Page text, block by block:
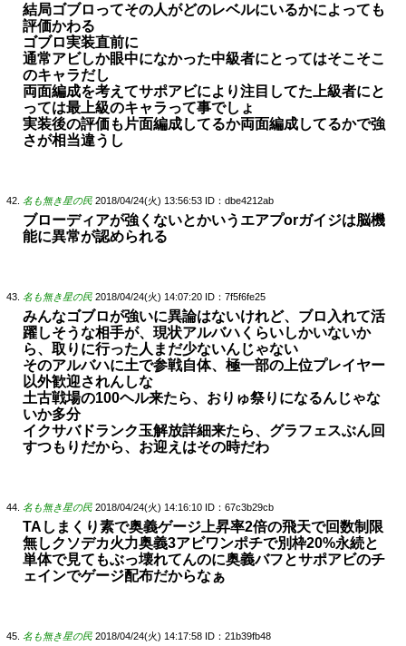
結局ゴブロってその人がどのレベルにいるかによっても
評価かわる
ゴブロ実装直前に
通常アビしか眼中になかった中級者にとってはそこそこ
のキャラだし
両面編成を考えてサポアビにより注目してた上級者にと
っては最上級のキャラって事でしょ
実装後の評価も片面編成してるか両面編成してるかで強
さが相当違うし
名も無き星の民 2018/04/24(火) 13:56:53 ID：dbe4212ab
ブローディアが強くないとかいうエアプorガイジは脳機
能に異常が認められる
名も無き星の民 2018/04/24(火) 14:07:20 ID：7f5f6fe25
みんなゴブロが強いに異論はないけれど、ブロ入れて活
躍しそうな相手が、現状アルバハくらいしかいないか
ら、取りに行った人まだ少ないんじゃない
そのアルバハに土で参戦自体、極一部の上位プレイヤー
以外歓迎されんしな
土古戦場の100ヘル来たら、おりゅ祭りになるんじゃな
いか多分
イクサバドランク玉解放詳細来たら、グラフェスぶん回
すつもりだから、お迎えはその時だわ
名も無き星の民 2018/04/24(火) 14:16:10 ID：67c3b29cb
TAしまくり素で奥義ゲージ上昇率2倍の飛天で回数制限
無しクソデカ火力奥義3アビワンポチで別枠20%永続と
単体で見てもぶっ壊れてんのに奥義バフとサポアビのチ
ェインでゲージ配布だからなぁ
名も無き星の民 2018/04/24(火) 14:17:58 ID：21b39fb48